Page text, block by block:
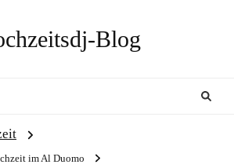
Blog
im Al Duomo